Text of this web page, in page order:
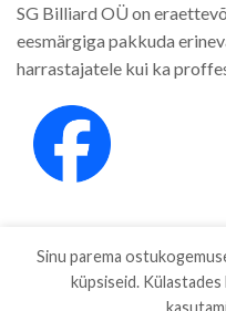
SG Billiard OÜ on
eesmärgiga pakkuda
harrastajatele kui ka
Sinu parema
küpsiseid.